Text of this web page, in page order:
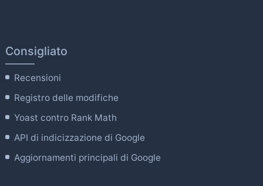
Consigliato
Recensioni
Registro delle modifiche
Yoast contro Rank Math
API di indicizzazione di Google
Aggiornamenti principali di Google